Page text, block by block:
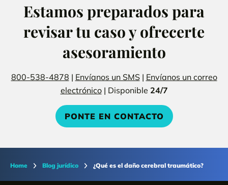
Estamos preparados para
revisar tu caso y ofrecerte
asesoramiento
800-538-4878 | Envíanos un SMS| Envíanos un correo
electrónico| Disponible 24/7
PONTE EN CONTACTO
Home Blog jurídico ¿Qué es el daño cerebral traumático?